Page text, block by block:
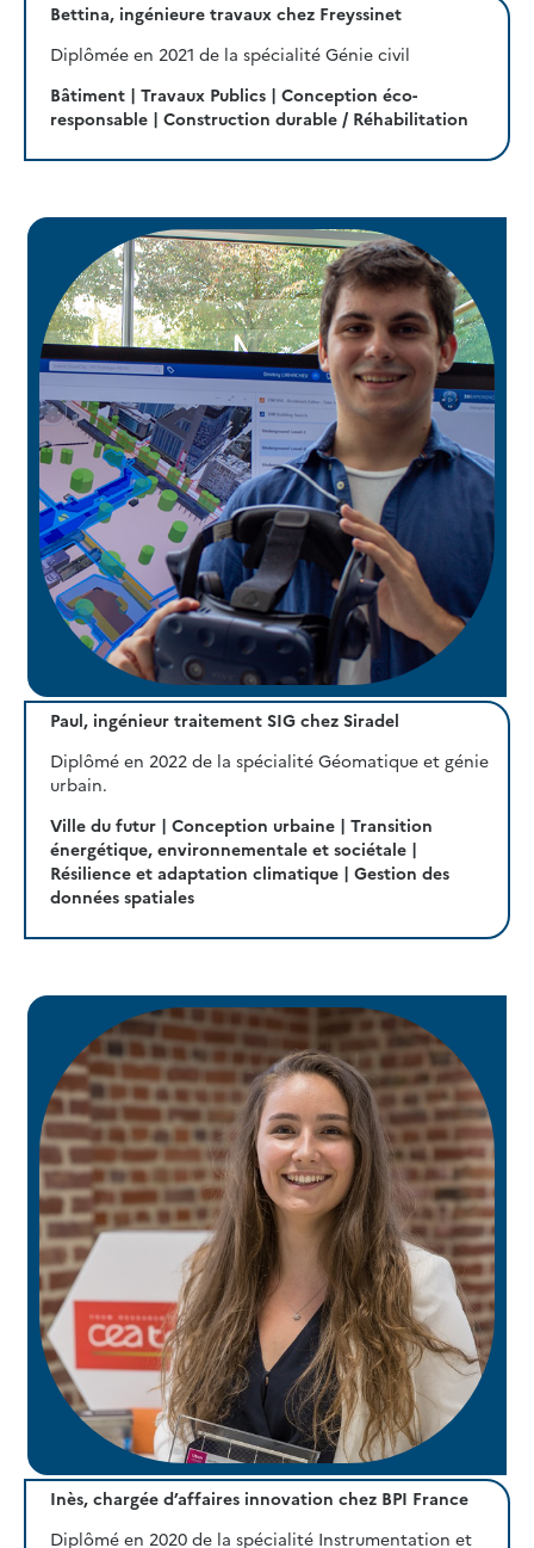
Bettina, ingénieure travaux chez Freyssinet
Diplômée en 2021 de la spécialité Génie civil
Bâtiment | Travaux Publics | Conception éco-
responsable | Construction durable / Réhabilitation
Paul, ingénieur traitement SIG chez Siradel
Diplômé en 2022 de la spécialité Géomatique et génie
urbain.
Ville du futur | Conception urbaine | Transition
énergétique, environnementale et sociétale |
Résilience et adaptation climatique | Gestion des
données spatiales
Inès, chargée d’affaires innovation chez BPI France
Diplômé en 2020 de la spécialité Instrumentation et